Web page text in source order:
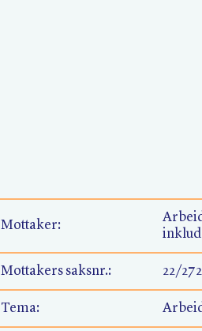
Kurs og
Nyheter
Mottaker:
Mottakers saksnr.: 22/272
Tema: